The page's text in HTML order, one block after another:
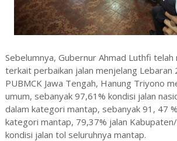
Sebelumnya, Gubernur Ahmad Luthfi
terkait perbaikan jalan menjelang Lebaran
PUBMCK Jawa Tengah, Hanung Triyono
umum, sebanyak 97,61% kondisi jalan
dalam kategori mantap, sebanyak 91, 47
kategori mantap, 79,37% jalan
kondisi jalan tol seluruhnya mantap.